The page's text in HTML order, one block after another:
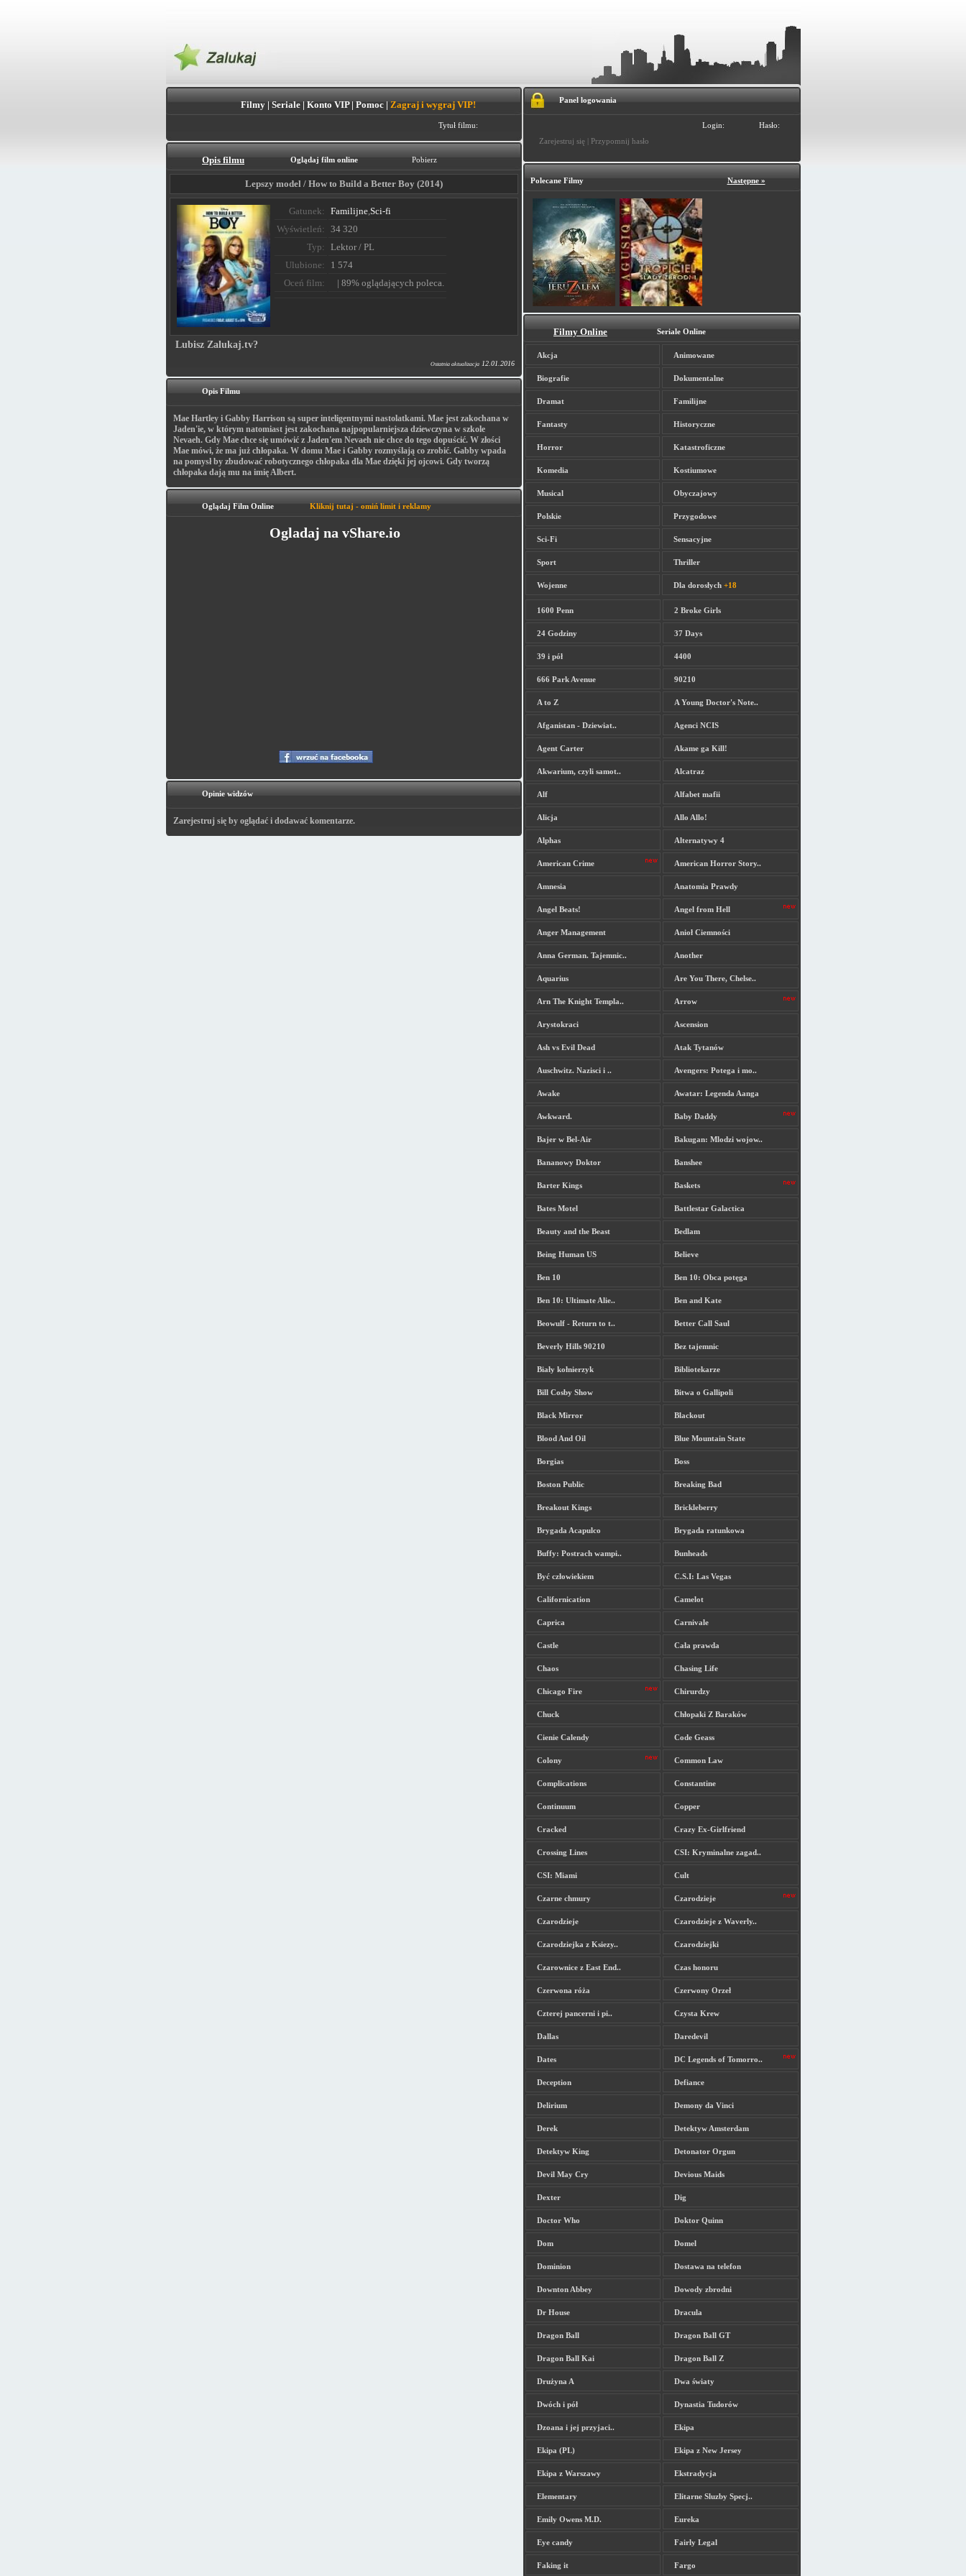
Filmy| Seriale| Konto VIP| Pomoc| Zagraj i wygraj VIP!
Tytuł filmu:
Opis filmu Oglądaj film online Pobierz
Lepszy model / How to Build a Better Boy (2014)
Gatunek: Familijne,Sci-fi
Wyświetleń:
34 320
Typ:
Lektor / PL
Ulubione:
1 574
Oceń film:
| 89% oglądających poleca.
Lubisz Zalukaj.tv?
Ostatnia aktualizacja12.01.2016
Opis Filmu
Mae Hartley i Gabby Harrison są super inteligentnymi nastolatkami. Mae jest zakochana w
Jaden'ie, w którym natomiast jest zakochana najpopularniejsza dziewczyna w szkole
Nevaeh. Gdy Mae chce się umówić z Jaden'em Nevaeh nie chce do tego dopuścić. W złości
Mae mówi, że ma już chłopaka. W domu Mae i Gabby rozmyślają co zrobić. Gabby wpada
na pomysł by zbudować robotycznego chłopaka dla Mae dzięki jej ojcowi. Gdy tworzą
chłopaka dają mu na imię Albert.
Oglądaj Film Online Kliknij tutaj - omiń limit i reklamy
Ogladaj na vShare.io
Opinie widzów
Zarejestruj się by oglądać i dodawać komentarze.
Panel logowania
Login:
Hasło:
Zarejestruj się | Przypomnij hasło
Polecane Filmy Następne »
Filmy Online Seriale Online
Akcja Animowane
Biografie Dokumentalne
Dramat Familijne
Fantasty Historyczne
Horror Katastroficzne
Komedia Kostiumowe
Musical Obyczajowy
Polskie Przygodowe
Sci-Fi Sensacyjne
Sport Thriller
Wojenne Dla dorosłych +18
1600 Penn 2 Broke Girls
24 Godziny 37 Days
39 i pół 4400
666 Park Avenue 90210
A to Z A Young Doctor's Note..
Afganistan - Dziewiat.. Agenci NCIS
Agent Carter Akame ga Kill!
Akwarium, czyli samot.. Alcatraz
Alf Alfabet mafii
Alicja Allo Allo!
Alphas Alternatywy 4
American Crime American Horror Story..
Amnesia Anatomia Prawdy
Angel Beats! Angel from Hell
Anger Management Anioł Ciemności
Anna German. Tajemnic.. Another
Aquarius Are You There, Chelse..
Arn The Knight Templa.. Arrow
Arystokraci Ascension
Ash vs Evil Dead Atak Tytanów
Auschwitz. Nazisci i .. Avengers: Potega i mo..
Awake Awatar: Legenda Aanga
Awkward. Baby Daddy
Bajer w Bel-Air Bakugan: Mlodzi wojow..
Bananowy Doktor Banshee
Barter Kings Baskets
Bates Motel Battlestar Galactica
Beauty and the Beast Bedlam
Being Human US Believe
Ben 10 Ben 10: Obca potęga
Ben 10: Ultimate Alie.. Ben and Kate
Beowulf - Return to t.. Better Call Saul
Beverly Hills 90210 Bez tajemnic
Biały kołnierzyk Bibliotekarze
Bill Cosby Show Bitwa o Gallipoli
Black Mirror Blackout
Blood And Oil Blue Mountain State
Borgias Boss
Boston Public Breaking Bad
Breakout Kings Brickleberry
Brygada Acapulco Brygada ratunkowa
Buffy: Postrach wampi.. Bunheads
Być człowiekiem C.S.I: Las Vegas
Californication Camelot
Caprica Carnivale
Castle Cała prawda
Chaos Chasing Life
Chicago Fire Chirurdzy
Chuck Chłopaki Z Baraków
Cienie Calendy Code Geass
Colony Common Law
Complications Constantine
Continuum Copper
Cracked Crazy Ex-Girlfriend
Crossing Lines CSI: Kryminalne zagad..
CSI: Miami Cult
Czarne chmury Czarodzieje
Czarodzieje Czarodzieje z Waverly..
Czarodziejka z Ksiezy.. Czarodziejki
Czarownice z East End.. Czas honoru
Czerwona róża Czerwony Orzeł
Czterej pancerni i pi.. Czysta Krew
Dallas Daredevil
Dates DC Legends of Tomorro..
Deception Defiance
Delirium Demony da Vinci
Derek Detektyw Amsterdam
Detektyw King Detonator Orgun
Devil May Cry Devious Maids
Dexter Dig
Doctor Who Doktor Quinn
Dom Domel
Dominion Dostawa na telefon
Downton Abbey Dowody zbrodni
Dr House Dracula
Dragon Ball Dragon Ball GT
Dragon Ball Kai Dragon Ball Z
Drużyna A Dwa światy
Dwóch i pół Dynastia Tudorów
Dzoana i jej przyjaci.. Ekipa
Ekipa (PL) Ekipa z New Jersey
Ekipa z Warszawy Ekstradycja
Elementary Elitarne Sluzby Specj..
Emily Owens M.D. Eureka
Eye candy Fairly Legal
Faking it Fargo